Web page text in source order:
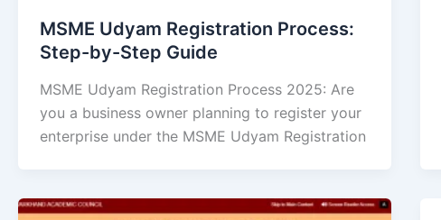
MSME Udyam Registration Process:
Step-by-Step Guide
MSME Udyam Registration Process 2025: Are
you a business owner planning to register your
enterprise under the MSME Udyam Registration